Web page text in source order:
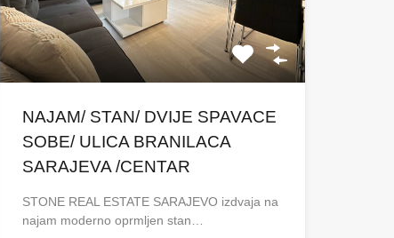
NAJAM/ STAN/ DVIJE SPAVACE
SOBE/ ULICA BRANILACA
SARAJEVA /CENTAR
STONE REAL ESTATE SARAJEVO izdvaja na
najam moderno oprmljen stan…